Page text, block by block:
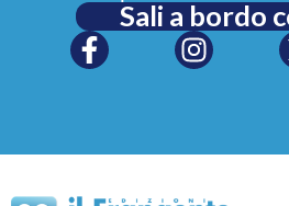
Sali a bordo